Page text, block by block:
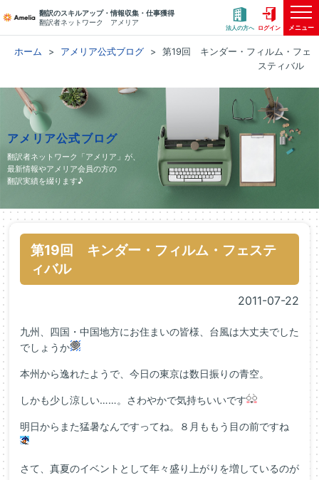
翻訳のスキルアップ・情報収集・仕事獲得
翻訳者ネットワーク アメリア
法人の方へ ログイン メニュー
ホーム アメリア公式ブログ
第19回 キンダー・フィルム・フェ
スティバル
アメリア公式ブログ
翻訳者ネットワーク「アメリア」が、
最新情報やアメリア会員の方の
翻訳実績を綴ります♪
第19回 キンダー・フィルム・フェステ
ィバル
2011-07-22
九州、四国・中国地方にお住まいの皆様、台風は大丈夫でした
でしょうか
本州から逸れたようで、今日の東京は数日振りの青空。
しかも少し涼しい……。さわやかで気持ちいいです
明日からまた猛暑なんですってね。８月ももう目の前ですね
さて、真夏のイベントとして年々盛り上がりを増しているのが